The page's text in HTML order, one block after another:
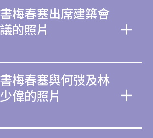
書梅春塞出席建築會
議的照片
書梅春塞與何弢及林
少偉的照片